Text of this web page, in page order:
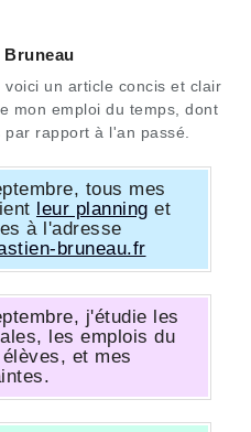
Bruneau
un article concis et clair
mon emploi du temps, dont
rapport à l'an passé.
tous mes
leur planning et
à l'adresse
bruneau.fr
j'étudie les
les emplois du
et mes